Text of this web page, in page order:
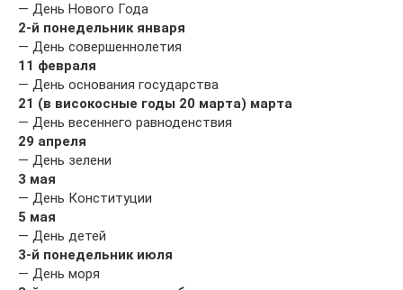
— День Нового Года
2-й понедельник января
— День совершеннолетия
11 февраля
— День основания государства
21 (в високосные годы 20 марта) марта
— День весеннего равноденствия
29 апреля
— День зелени
3 мая
— День Конституции
5 мая
— День детей
3-й понедельник июля
— День моря